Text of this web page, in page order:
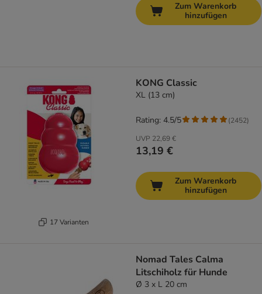
Zum Warenkorb
hinzufügen
17 Varianten
KONG Classic
XL (13 cm)
UVP 22,69 €
13,19 €
Rating: 4.5/5 (2452)
Zum Warenkorb
hinzufügen
Nomad Tales Calma
Litschiholz für Hunde
Ø 3 x L 20 cm